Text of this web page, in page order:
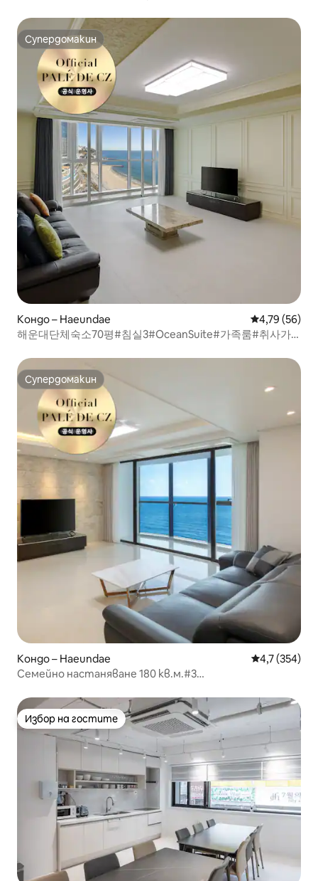
Супердомакин
Супердомакин
Кондо – Haeundae Средна
4,79 (56)
해운대단체숙소70평#침실3#OceanSuite#가족룸#취사가
Супердомакин
Супердомакин
Кондо – Haeundae Средна
4,7 (354)
Семейно настаняване 180 кв.м.#3
ивица#Пясъчен плаж 10 секунди#Дългосрочен
престой#Хилинг престой#DL3
Избор на гостите
Избор на гостите